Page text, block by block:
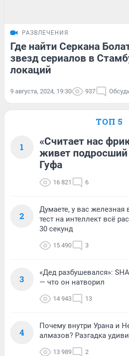
РАЗВЛЕЧЕНИЯ
Где найти Серкана
звезд сериалов в
локаций
9 августа, 2024, 19:30 937
ТОП 5
1
«Считает нас
живет
Гуфа
16 821 6
2
Думаете, у вас железная
тест на интеллект всё
30 секунд
15 490 3
3
«Дед разбушевался»:
— что он натворил
14 943 13
4
Почему внутри Урана и
алмазов? Разгадка
13 989 2